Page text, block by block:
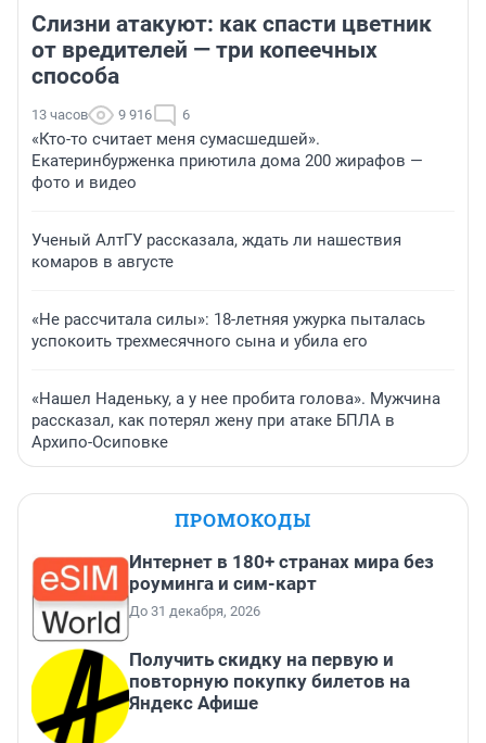
Слизни атакуют: как спасти цветник
от вредителей — три копеечных
способа
13 часов 9 916 6
«Кто-то считает меня сумасшедшей».
Екатеринбурженка приютила дома 200 жирафов —
фото и видео
Ученый АлтГУ рассказала, ждать ли нашествия
комаров в августе
«Не рассчитала силы»: 18-летняя ужурка пыталась
успокоить трехмесячного сына и убила его
«Нашел Наденьку, а у нее пробита голова». Мужчина
рассказал, как потерял жену при атаке БПЛА в
Архипо-Осиповке
ПРОМОКОДЫ
Интернет в 180+ странах мира без
роуминга и сим-карт
До 31 декабря, 2026
Получить скидку на первую и
повторную покупку билетов на
Яндекс Афише